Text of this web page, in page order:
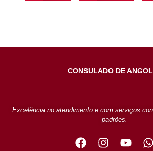
CONSULADO DE
Excelência no atendimento e com serviços
padrões.